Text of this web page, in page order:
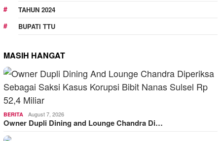
TAHUN 2024
BUPATI TTU
MASIH HANGAT
BERITA August 7, 2026
Owner Dupli Dining and Lounge Chandra Di…